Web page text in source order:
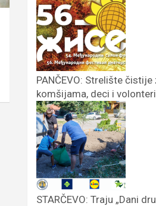
PANČEVO: Strelište
komšijama, deci i
STARČEVO: Traju „Dani